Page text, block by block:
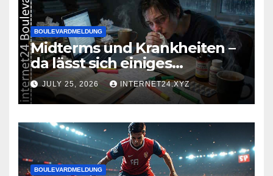
BOULEVARDMELDUNG
Midterms und Krankheiten –
da lässt sich einiges
zusammenbrauen!
JULY 25, 2026 INTERNET24.XYZ
BOULEVARDMELDUNG